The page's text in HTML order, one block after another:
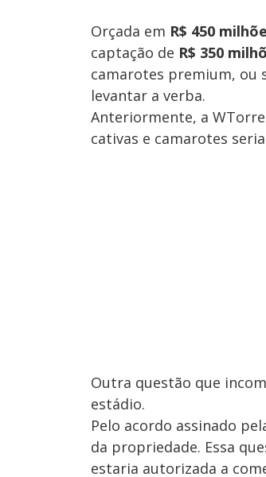
Orçada em R$ 450
captação de R$ 350
camarotes premium, ou
levantar a verba.
Anteriormente, a
cativas e camarotes
Outra questão que
estádio.
Pelo acordo assinado
da propriedade. Essa
estaria autorizada a